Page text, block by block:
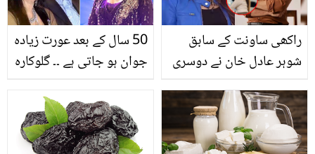
50 سال کے بعد عورت زیادہ
جوان ہو جاتی ہے ۔۔ گلوکارہ
اور پردے دار گھرانے سے
متعلق کیا کچھ بتایا؟
راکھی ساونت کے سابق
شوہر عادل خان نے دوسری
باس کا حصہ رہ چکی ہیں،
دیکھیئے